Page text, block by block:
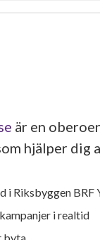
är en
hjälper dig
i Riksbyggen BRF
i realtid